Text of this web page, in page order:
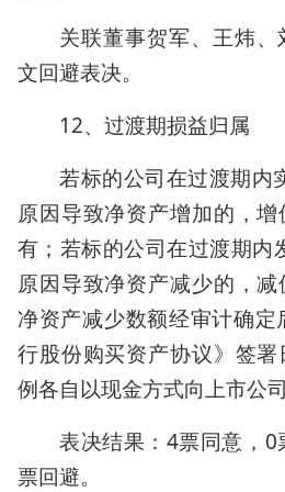
关联董事贺军、王炜
文回避表决。
12、过渡期损益归属
若标的公司在过渡期内
原因导致净资产增加的，
有；若标的公司在过渡期内
原因导致净资产减少的，
净资产减少数额经审计确
行股份购买资产协议》签
例各自以现金方式向上市公
表决结果：4票同意，
票回避。